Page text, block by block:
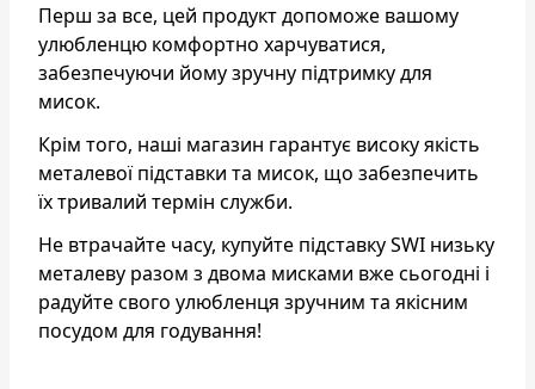
Перш за все, цей продукт допоможе вашому
улюбленцю комфортно харчуватися,
забезпечуючи йому зручну підтримку для
мисок.
Крім того, наші магазин гарантує високу якість
металевої підставки та мисок, що забезпечить
їх тривалий термін служби.
Не втрачайте часу, купуйте підставку SWI низьку
металеву разом з двома мисками вже сьогодні і
радуйте свого улюбленця зручним та якісним
посудом для годування!